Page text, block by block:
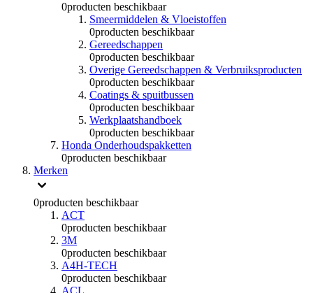
0producten beschikbaar
Smeermiddelen & Vloeistoffen
0producten beschikbaar
Gereedschappen
0producten beschikbaar
Overige Gereedschappen & Verbruiksproducten
0producten beschikbaar
Coatings & spuitbussen
0producten beschikbaar
Werkplaatshandboek
0producten beschikbaar
Honda Onderhoudspakketten
0producten beschikbaar
Merken
0producten beschikbaar
ACT
0producten beschikbaar
3M
0producten beschikbaar
A4H-TECH
0producten beschikbaar
ACL